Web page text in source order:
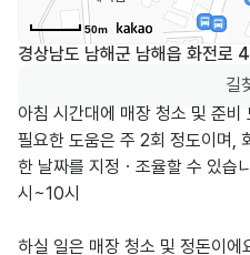
50m
경상남도 남해군 남해읍 화전로
길
아침 시간대에 매장 청소 및 준비
필요한 도움은 주 2회 정도이며,
한 날짜를 지정ㆍ조율할 수 있습
시~10시
하실 일은 매장 청소 및 정돈이